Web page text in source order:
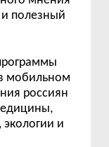
и полезный
мобильном
россиян
экологии и